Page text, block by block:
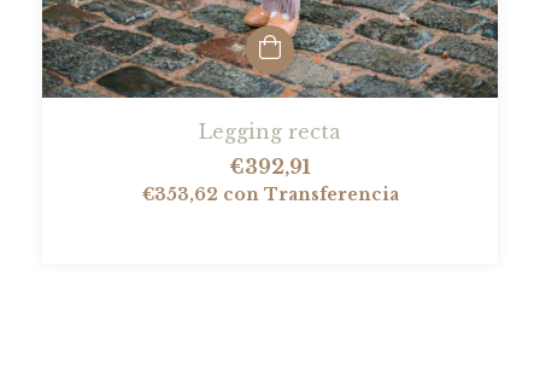
Legging recta
€392,91
€353,62 con Transferencia